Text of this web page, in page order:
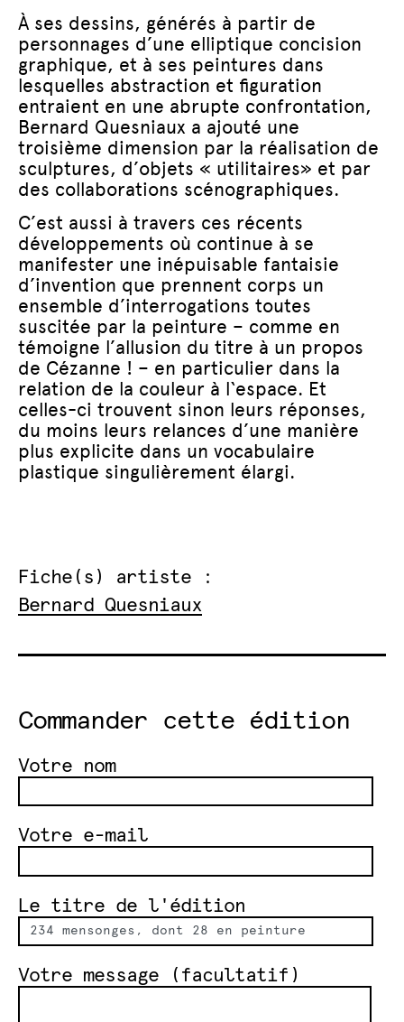
À ses dessins, générés à partir de
personnages d’une elliptique concision
graphique, et à ses peintures dans
lesquelles abstraction et figuration
entraient en une abrupte confrontation,
Bernard Quesniaux a ajouté une
troisième dimension par la réalisation de
sculptures, d’objets « utilitaires» et par
des collaborations scénographiques.
C’est aussi à travers ces récents
développements où continue à se
manifester une inépuisable fantaisie
d’invention que prennent corps un
ensemble d’interrogations toutes
suscitée par la peinture – comme en
témoigne l’allusion du titre à un propos
de Cézanne ! – en particulier dans la
relation de la couleur à l‘espace. Et
celles-ci trouvent sinon leurs réponses,
du moins leurs relances d’une manière
plus explicite dans un vocabulaire
plastique singulièrement élargi.
Fiche(s) artiste :
Bernard Quesniaux
Commander cette édition
Votre nom
Votre e-mail
Le titre de l'édition
Votre message (facultatif)